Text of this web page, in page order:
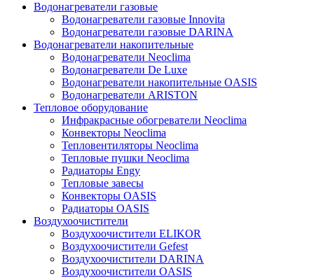
Водонагреватели газовые
Водонагреватели газовые Innovita
Водонагреватели газовые DARINA
Водонагреватели накопительные
Водонагреватели Neoclima
Водонагреватели De Luxe
Водонагреватели накопительные OASIS
Водонагреватели ARISTON
Тепловое оборудование
Инфракрасные обогреватели Neoclima
Конвекторы Neoclima
Тепловентиляторы Neoclima
Тепловые пушки Neoclima
Радиаторы Engy
Тепловые завесы
Конвекторы OASIS
Радиаторы OASIS
Воздухоочистители
Воздухоочистители ELIKOR
Воздухоочистители Gefest
Воздухоочистители DARINA
Воздухоочистители OASIS